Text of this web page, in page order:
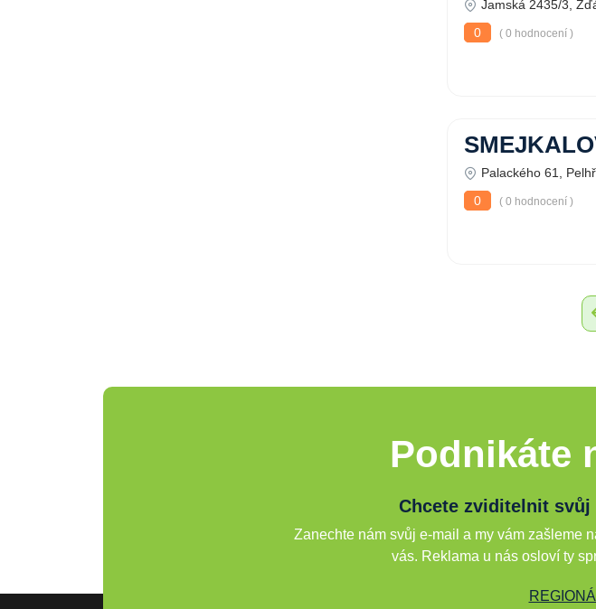
Jamská 2435/3,
0
( 0 hodnocení )
Palackého 61,
0
( 0 hodnocení )
Podnikáte
Chcete zviditelnit svůj
Zanechte nám svůj e-mail a my vám zašleme
vás. Reklama u nás osloví ty